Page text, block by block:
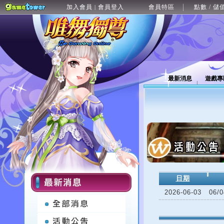
加入會員 | 會員登入 會員特區 點數 / 儲
最新消息 遊戲
日期
2026-06-03
06/